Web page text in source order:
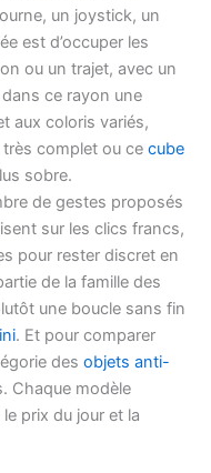
un joystick, un
est d’occuper les
ou un trajet, avec un
ce rayon une
aux coloris variés,
très complet ou ce cube
sobre.
de gestes proposés
sur les clics francs,
pour rester discret en
de la famille des
une boucle sans fin
. Et pour comparer
des objets anti-
Chaque modèle
prix du jour et la